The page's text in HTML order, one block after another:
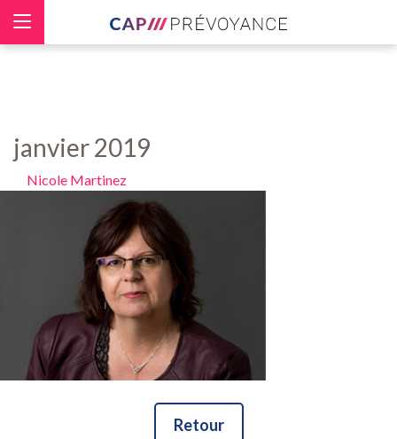
janvier 2019
Nicole Martinez
Retour
Panneau de gestion des cookies